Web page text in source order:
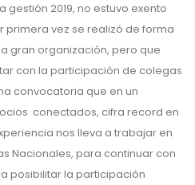
2019, no estuvo exento
primera vez se realizó de forma
gran organización, pero que
con la participación de colegas
convocatoria que en un
conectados, cifra record en
nos lleva a trabajar en
Nacionales, para continuar con
posibilitar la participación